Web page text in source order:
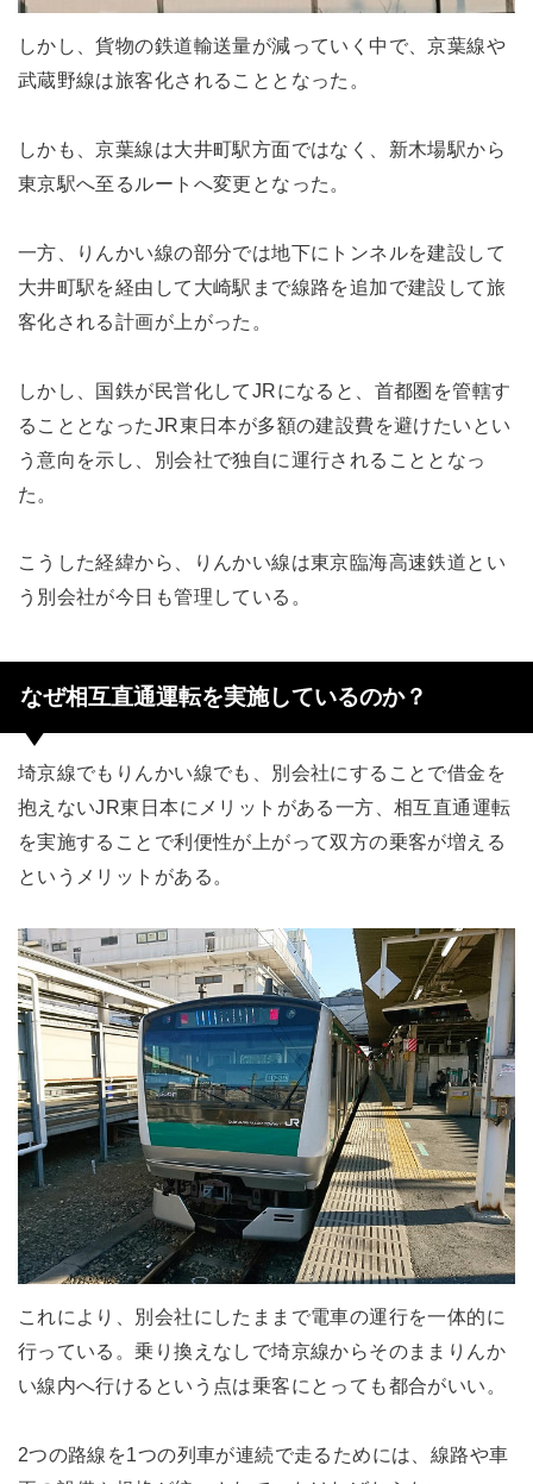
しかし、貨物の鉄道輸送量が減っていく中で、京葉線や
武蔵野線は旅客化されることとなった。
しかも、京葉線は大井町駅方面ではなく、新木場駅から
東京駅へ至るルートへ変更となった。
一方、りんかい線の部分では地下にトンネルを建設して
大井町駅を経由して大崎駅まで線路を追加で建設して旅
客化される計画が上がった。
しかし、国鉄が民営化してJRになると、首都圏を管轄す
ることとなったJR東日本が多額の建設費を避けたいとい
う意向を示し、別会社で独自に運行されることとなっ
た。
こうした経緯から、りんかい線は東京臨海高速鉄道とい
う別会社が今日も管理している。
なぜ相互直通運転を実施しているのか？
埼京線でもりんかい線でも、別会社にすることで借金を
抱えないJR東日本にメリットがある一方、相互直通運転
を実施することで利便性が上がって双方の乗客が増える
というメリットがある。
これにより、別会社にしたままで電車の運行を一体的に
行っている。乗り換えなしで埼京線からそのままりんか
い線内へ行けるという点は乗客にとっても都合がいい。
2つの路線を1つの列車が連続で走るためには、線路や車